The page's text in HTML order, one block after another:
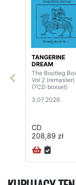
TANGERINE
DREAM
The Bootleg
Vol 2 (remaster)
(7CD boxset)
3.07.2026
CD
208,89 zł